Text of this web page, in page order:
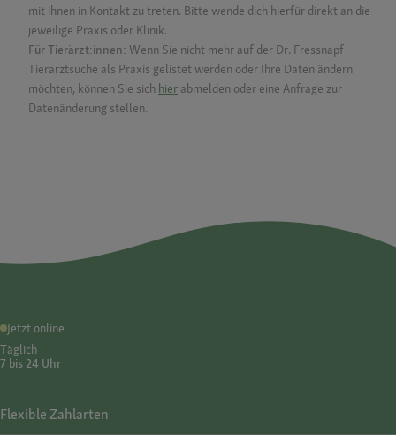
mit ihnen in Kontakt zu treten. Bitte wende dich hierfür direkt an die
jeweilige Praxis oder Klinik.
Für Tierärzt:innen: Wenn Sie nicht mehr auf der Dr. Fressnapf
Tierarztsuche als Praxis gelistet werden oder Ihre Daten ändern
möchten, können Sie sich hier abmelden oder eine Anfrage zur
Datenänderung stellen.
Jetzt online
Täglich
7 bis 24 Uhr
Flexible Zahlarten